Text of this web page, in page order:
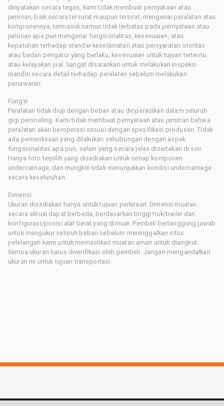
dinyatakan secara tegas, kami tidak membuat pernyataan atau
jaminan, baik secara tersurat maupun tersirat, mengenai peralatan atau
komponennya, termasuk namun tidak terbatas pada pernyataan atau
jaminan apa pun mengenai fungsionalitas, kesesuaian, atau
kepatuhan terhadap standar keselamatan atau persyaratan otoritas
atau badan pengatur yang berlaku, kesesuaian untuk tujuan tertentu,
atau kelayakan jual. Sangat disarankan untuk melakukan inspeksi
mandiri secara detail terhadap peralatan sebelum melakukan
penawaran.
Fungsi
Peralatan tidak diuji dengan beban atau dioperasikan dalam seluruh
gigi persneling. Kami tidak membuat pernyataan atau jaminan bahwa
peralatan akan beroperasi sesuai dengan spesifikasi produsen. Tidak
ada pemeriksaan yang dilakukan sehubungan dengan aspek
fungsionalitas apa pun, selain yang secara jelas disertakan di sini.
Hanya foto terpilih yang disediakan untuk setiap komponen
undercarriage, dan mungkin tidak menunjukkan kondisi undercarriage
secara keseluruhan.
Dimensi
Ukuran disediakan hanya untuk tujuan perkiraan. Dimensi muatan
secara aktual dapat berbeda, berdasarkan tinggi truk/trailer dan
konfigurasi/posisi alat berat yang dimuat. Pembeli bertanggung jawab
untuk mengukur seluruh beban sebelum meninggalkan situs
pelelangan kami untuk memastikan muatan aman untuk diangkut.
Semua ukuran harus diverifikasi oleh pembeli. Jangan mengandalkan
ukuran ini untuk tujuan transportasi.